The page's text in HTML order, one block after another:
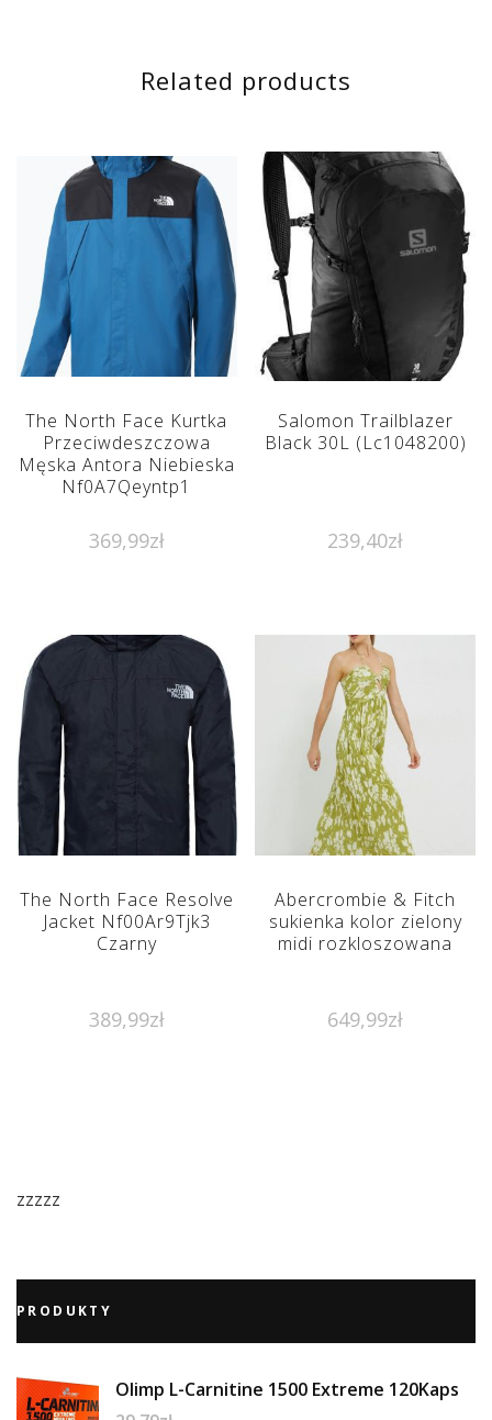
Related products
The North Face Kurtka
Przeciwdeszczowa
Męska Antora Niebieska
Nf0A7Qeyntp1
369,99zł
Salomon Trailblazer
Black 30L (Lc1048200)
239,40zł
The North Face Resolve
Jacket Nf00Ar9Tjk3
Czarny
389,99zł
Abercrombie & Fitch
sukienka kolor zielony
midi rozkloszowana
649,99zł
zzzzz
PRODUKTY
Olimp L-Carnitine 1500 Extreme 120Kaps